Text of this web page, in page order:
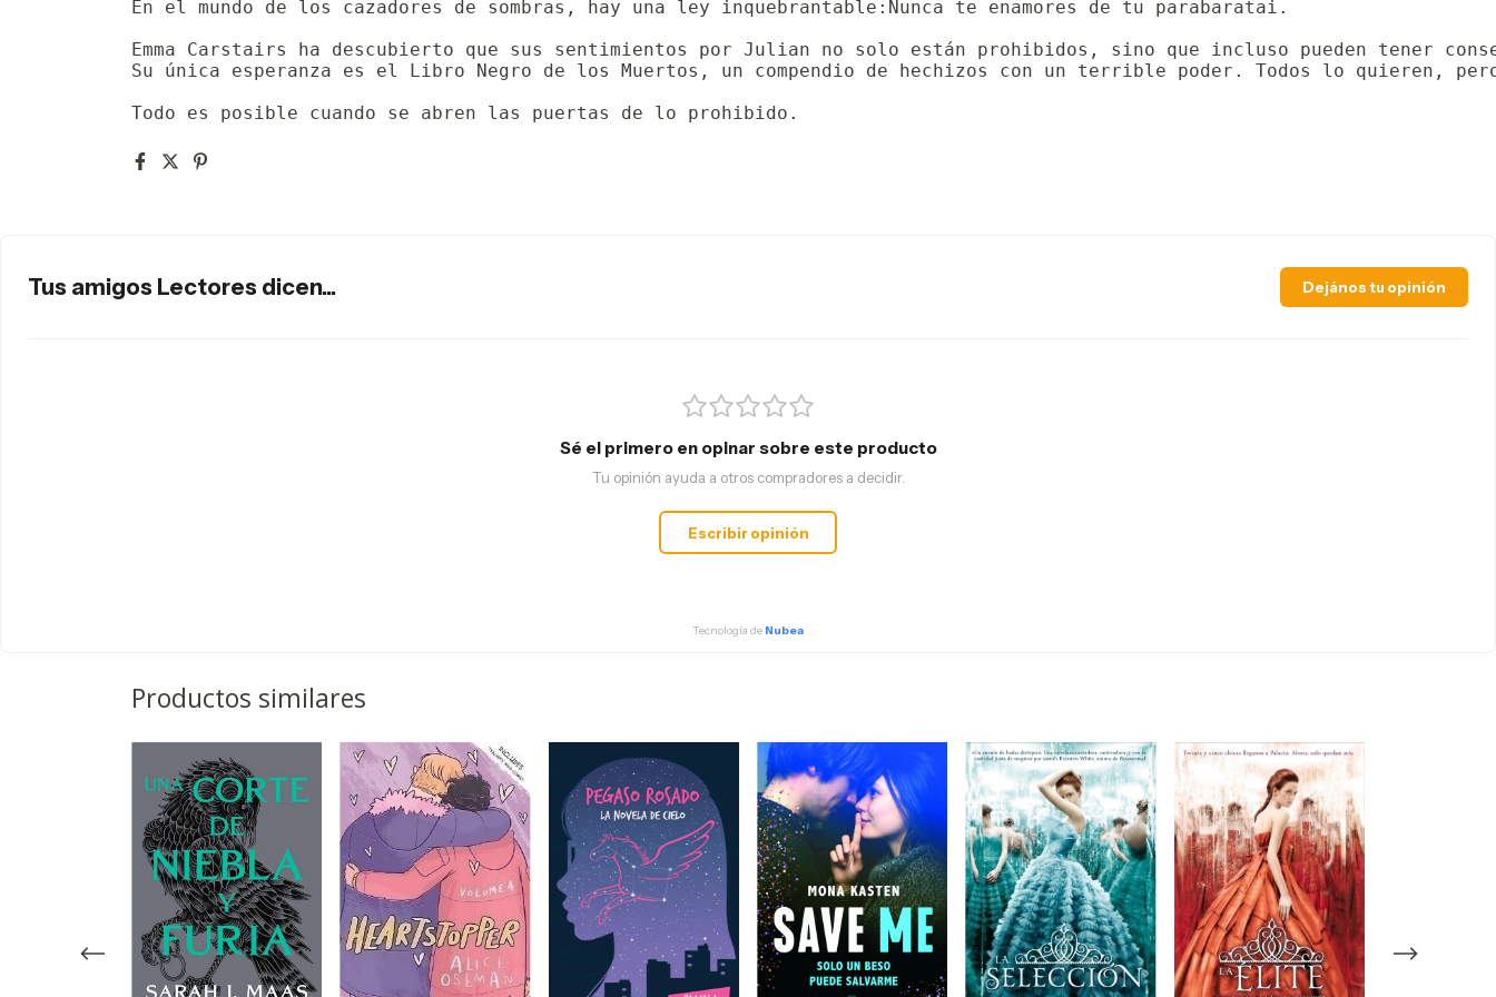
En el mundo de los cazadores de sombras, hay una ley inquebrantable:Nunca te enamores de tu parabaratai.
Emma Carstairs ha descubierto que sus sentimientos por Julian no solo están prohibidos, sino que incluso pueden tener
Su única esperanza es el Libro Negro de los Muertos, un compendio de hechizos con un terrible poder. Todos lo quieren,
Todo es posible cuando se abren las puertas de lo prohibido.
Tus amigos Lectores dicen... Dejános tu opinión
Sé el primero en opinar sobre este producto
Tu opinión ayuda a otros compradores a decidir.
Escribir opinión
Tecnología de Nubea
Productos similares